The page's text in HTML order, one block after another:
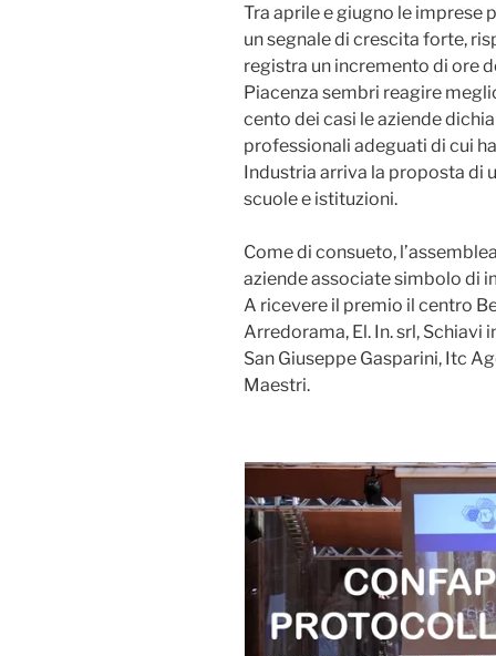
Tra aprile e giugno le imprese
un segnale di crescita forte,
registra un incremento di ore
Piacenza sembri reagire
cento dei casi le aziende
professionali adeguati di cui
Industria arriva la proposta di
scuole e istituzioni.
Come di consueto,
aziende associate simbolo di
A ricevere il premio il centro
Arredorama, El. In. srl, Schiavi
San Giuseppe Gasparini, Itc
Maestri.